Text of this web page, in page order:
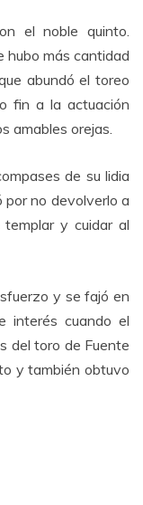
el noble quinto.
hubo más cantidad
abundó el toreo
fin a la actuación
amables orejas.
de su lidia
no devolverlo a
y cuidar al
y se fajó en
interés cuando el
del toro de Fuente
y también obtuvo